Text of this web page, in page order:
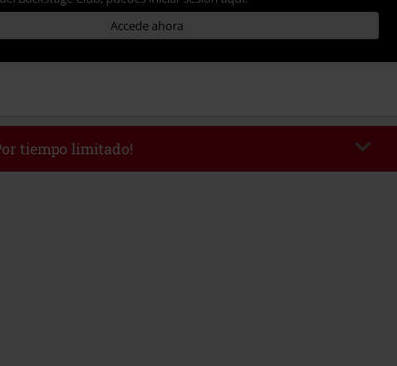
Accede ahora
tiempo limitado!